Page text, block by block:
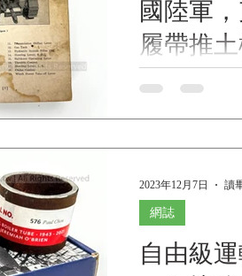
國陸軍
履帶推
件目錄
型油壓
1943, TM5-3020,
Winch, Model CA-1
Blade , Model
Crawler.(2) 民
錄含TM5-1270
自由級
網誌
2023年12月7日 讀